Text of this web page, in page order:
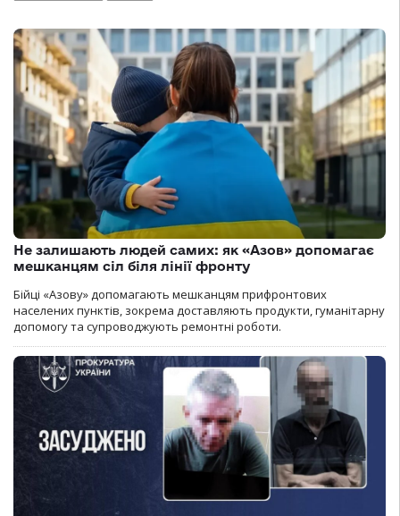
Не залишають людей самих: як «Азов» допомагає
мешканцям сіл біля лінії фронту
Бійці «Азову» допомагають мешканцям прифронтових
населених пунктів, зокрема доставляють продукти, гуманітарну
допомогу та супроводжують ремонтні роботи.